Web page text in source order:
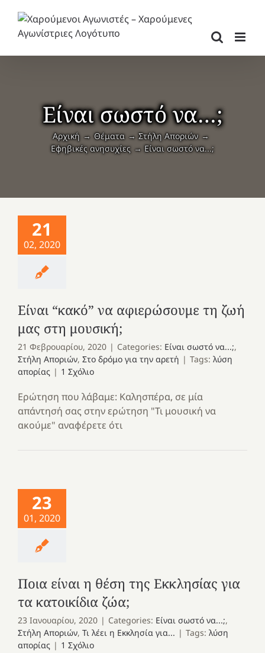
περιεχόμενο
Είναι σωστό να…;
Αρχική Θέματα
Στήλη Αποριών
Εφηβικές ανησυχίες
Είναι σωστό να...;
21
02, 2020
Είναι “κακό” να αφιερώσουμε τη ζωή
μας στη μουσική;
21 Φεβρουαρίου, 2020 | Categories: Είναι σωστό να...;,
Στήλη Αποριών, Στο δρόμο για την αρετή | Tags: λύση
απορίας | 1 Σχόλιο
Ερώτηση που λάβαμε: Καλησπέρα, σε μία
απάντησή σας στην ερώτηση "Τι μουσική να
ακούμε" αναφέρετε ότι
23
01, 2020
Ποια είναι η θέση της Εκκλησίας για
τα κατοικίδια ζώα;
23 Ιανουαρίου, 2020 | Categories: Είναι σωστό να...;,
Στήλη Αποριών, Τι λέει η Εκκλησία για... | Tags: λύση
απορίας | 1 Σχόλιο